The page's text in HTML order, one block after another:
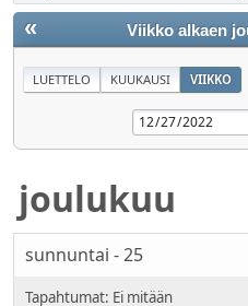
« Viikko alkaen
LUETTELO KUUKAUSI VIIKKO
joulukuu
sunnuntai - 25